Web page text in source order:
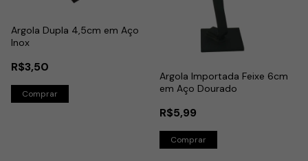
Argola Dupla 4,5cm em Aço
Inox
R$3,50
Argola Importada Feixe 6cm
em Aço Dourado
R$5,99